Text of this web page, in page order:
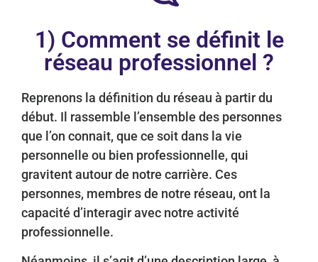
1) Comment se définit le
réseau professionnel ?
Reprenons la définition du réseau à partir du
début. Il rassemble l’ensemble des personnes
que l’on connait, que ce soit dans la vie
personnelle ou bien professionnelle, qui
gravitent autour de notre carrière. Ces
personnes, membres de notre réseau, ont la
capacité d’interagir avec notre activité
professionnelle.